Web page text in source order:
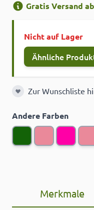
Gratis Versand
Nicht auf Lager
Ähnliche
Zur Wunschliste
Zur Wunschliste
Andere Farben
Merkmale